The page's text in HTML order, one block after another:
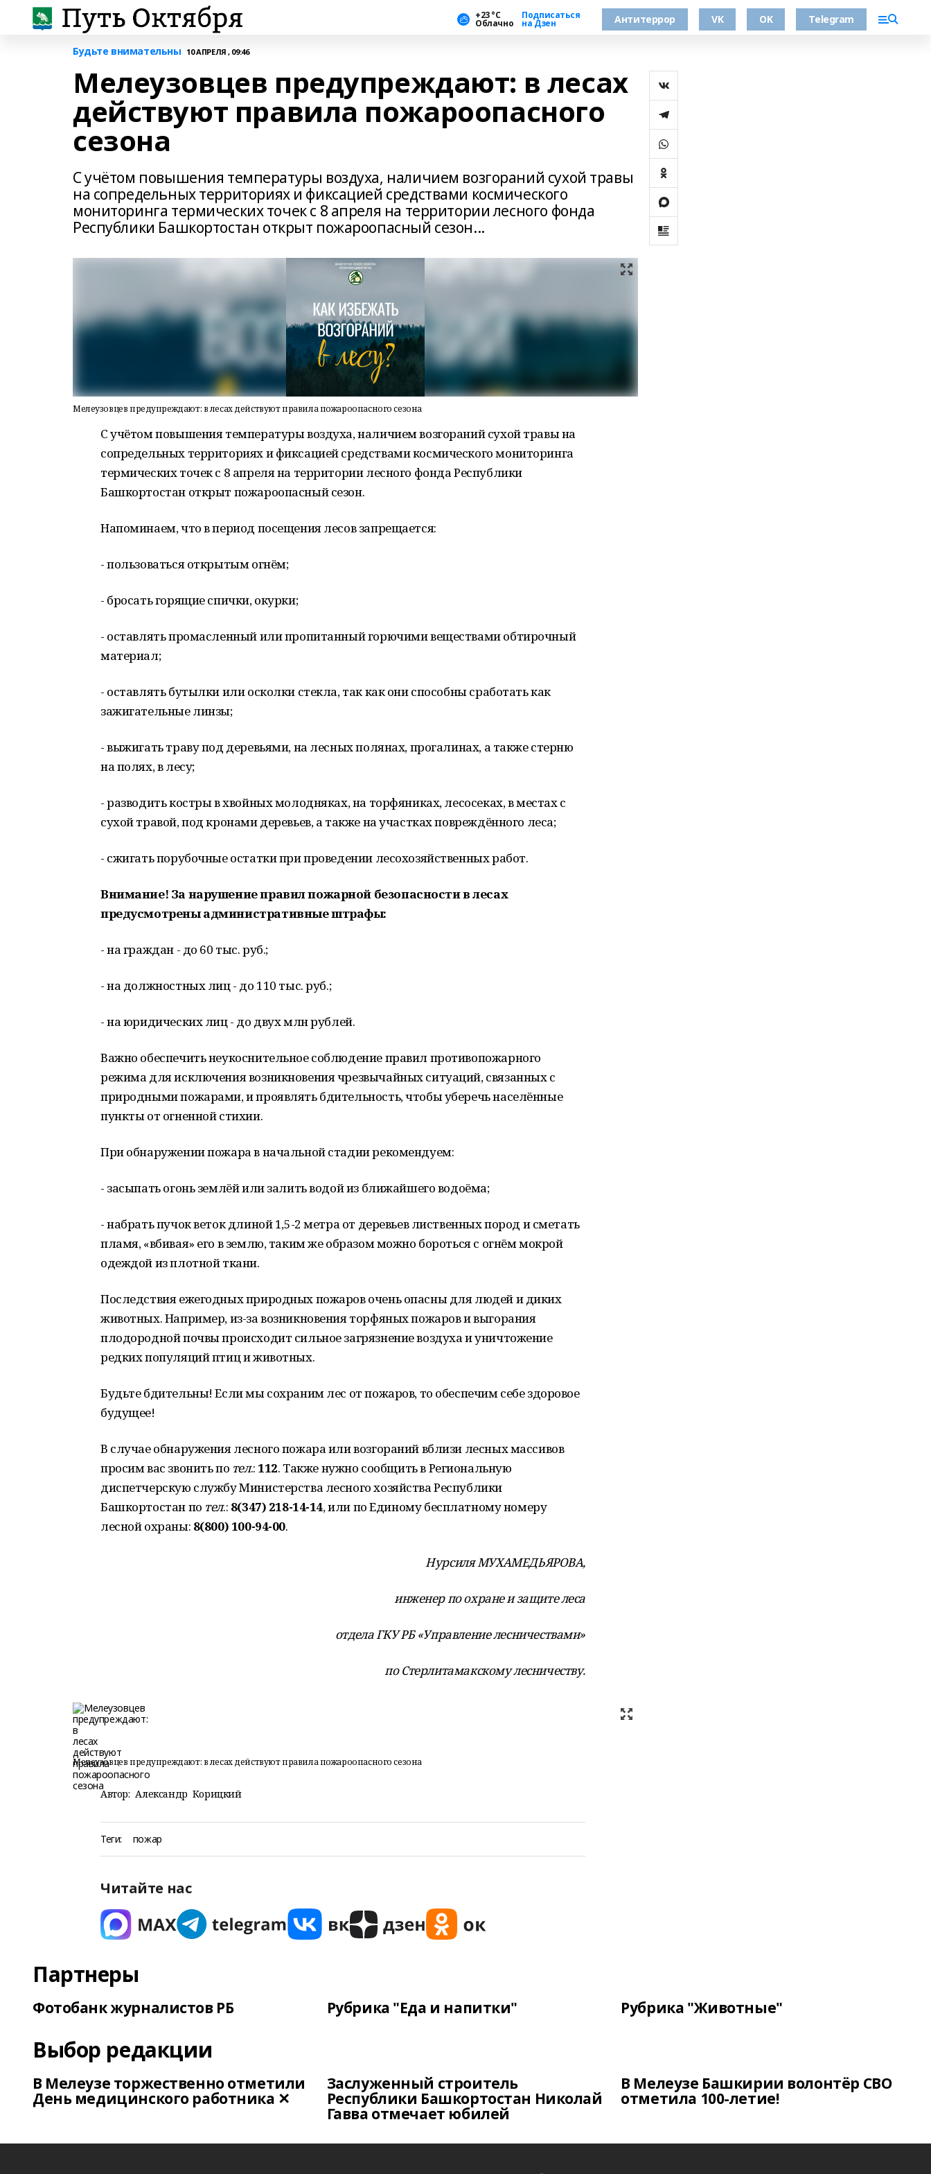
+23 °С
Облачно
Подписаться
на Дзен Антитеррор VK OK Telegram
Будьте внимательны 10 АПРЕЛЯ , 09:46
Мелеузовцев предупреждают: в лесах
действуют правила пожароопасного
сезона
С учётом повышения температуры воздуха, наличием возгораний сухой травы
на сопредельных территориях и фиксацией средствами космического
мониторинга термических точек с 8 апреля на территории лесного фонда
Республики Башкортостан открыт пожароопасный сезон...
Мелеузовцев предупреждают: в лесах действуют правила пожароопасного сезона
С учётом повышения температуры воздуха, наличием возгораний сухой травы на
сопредельных территориях и фиксацией средствами космического мониторинга
термических точек с 8 апреля на территории лесного фонда Республики
Башкортостан открыт пожароопасный сезон.
Напоминаем, что в период посещения лесов запрещается:
- пользоваться открытым огнём;
- бросать горящие спички, окурки;
- оставлять промасленный или пропитанный горючими веществами обтирочный
материал;
- оставлять бутылки или осколки стекла, так как они способны сработать как
зажигательные линзы;
- выжигать траву под деревьями, на лесных полянах, прогалинах, а также стерню
на полях, в лесу;
- разводить костры в хвойных молодняках, на торфяниках, лесосеках, в местах с
сухой травой, под кронами деревьев, а также на участках повреждённого леса;
- сжигать порубочные остатки при проведении лесохозяйственных работ.
Внимание! За нарушение правил пожарной безопасности в лесах
предусмотрены административные штрафы:
- на граждан - до 60 тыс. руб.;
- на должностных лиц - до 110 тыс. руб.;
- на юридических лиц - до двух млн рублей.
Важно обеспечить неукоснительное соблюдение правил противопожарного
режима для исключения возникновения чрезвычайных ситуаций, связанных с
природными пожарами, и проявлять бдительность, чтобы уберечь населённые
пункты от огненной стихии.
При обнаружении пожара в начальной стадии рекомендуем:
- засыпать огонь землёй или залить водой из ближайшего водоёма;
- набрать пучок веток длиной 1,5-2 метра от деревьев лиственных пород и сметать
пламя, «вбивая» его в землю, таким же образом можно бороться с огнём мокрой
одеждой из плотной ткани.
Последствия ежегодных природных пожаров очень опасны для людей и диких
животных. Например, из-за возникновения торфяных пожаров и выгорания
плодородной почвы происходит сильное загрязнение воздуха и уничтожение
редких популяций птиц и животных.
Будьте бдительны! Если мы сохраним лес от пожаров, то обеспечим себе здоровое
будущее!
В случае обнаружения лесного пожара или возгораний вблизи лесных массивов
просим вас звонить по тел.: 112. Также нужно сообщить в Региональную
диспетчерскую службу Министерства лесного хозяйства Республики
Башкортостан по тел.: 8(347) 218-14-14, или по Единому бесплатному номеру
лесной охраны: 8(800) 100-94-00.
Нурсиля МУХАМЕДЬЯРОВА,
инженер по охране и защите леса
отдела ГКУ РБ «Управление лесничествами»
по Стерлитамакскому лесничеству.
Мелеузовцев предупреждают: в лесах действуют правила пожароопасного сезона
Автор: Александр Корицкий
Теги: пожар
Читайте нас
Партнеры
Фотобанк журналистов РБ Рубрика "Еда и напитки" Рубрика "Животные"
Выбор редакции
В Мелеузе торжественно отметили
День медицинского работника ✕
Заслуженный строитель
Республики Башкортостан Николай
Гавва отмечает юбилей
В Мелеузе Башкирии волонтёр СВО
отметила 100-летие!